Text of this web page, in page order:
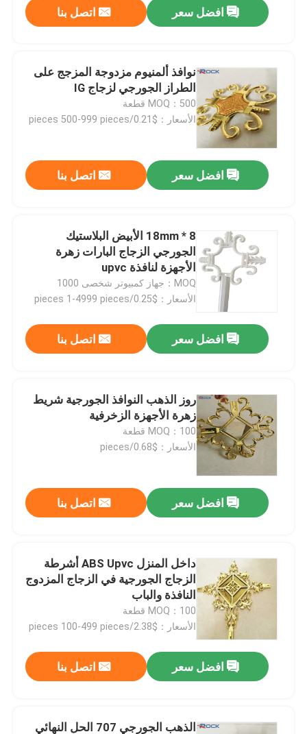
بيت
أشرطة فيديو
جولة في المعمل
اتصل بنا
اطلب اقتباس
شريط الألمنيوم الفاصل
شريط فاصل الحافة الدافئة
افضل سعر اتصل بنا
نوافذ ألمنيوم مزدوجة المزجج على
الطراز الجورجي لزجاج IG
MOQ：500 قطعة
الأسعار：$0.21/pieces 500-999 pieces
افضل سعر اتصل بنا
8 * 18mm الأبيض البلاستيك
الجورجي الزجاج البارات زهرة
الأجهزة لنافذة upvc
MOQ：جهاز كمبيوتر شخصى 1000
الأسعار：$0.25/pieces 1-4999 pieces
افضل سعر اتصل بنا
روز الذهب النوافذ الجورجية شريط
زهرة الأجهزة الزخرفية
MOQ：100 قطعة
الأسعار：$0.68/pieces
افضل سعر اتصل بنا
داخل المنزل ABS Upvc أشرطة
الزجاج الجورجية في الزجاج المزدوج
النافذة والباب
MOQ：100 قطعة
الأسعار：$2.38/pieces 100-499 pieces
افضل سعر اتصل بنا
الذهب الجورجي 707 الحل النهائي